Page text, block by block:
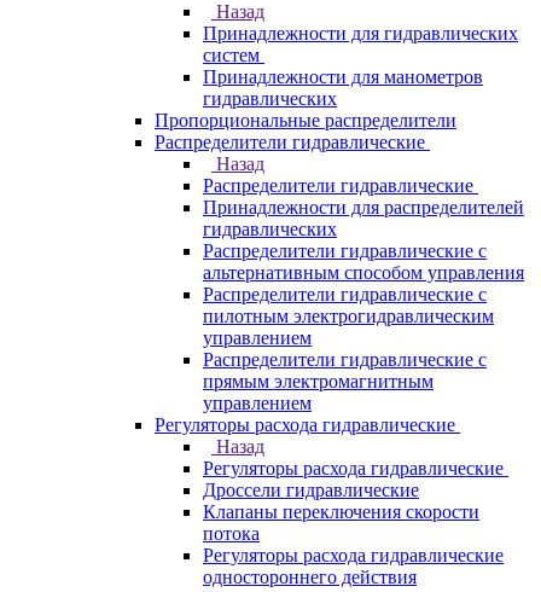
Назад
Принадлежности для гидравлических
систем
Принадлежности для манометров
гидравлических
Пропорциональные распределители
Распределители гидравлические
Назад
Распределители гидравлические
Принадлежности для распределителей
гидравлических
Распределители гидравлические с
альтернативным способом управления
Распределители гидравлические с
пилотным электрогидравлическим
управлением
Распределители гидравлические с
прямым электромагнитным
управлением
Регуляторы расхода гидравлические
Назад
Регуляторы расхода гидравлические
Дроссели гидравлические
Клапаны переключения скорости
потока
Регуляторы расхода гидравлические
одностороннего действия